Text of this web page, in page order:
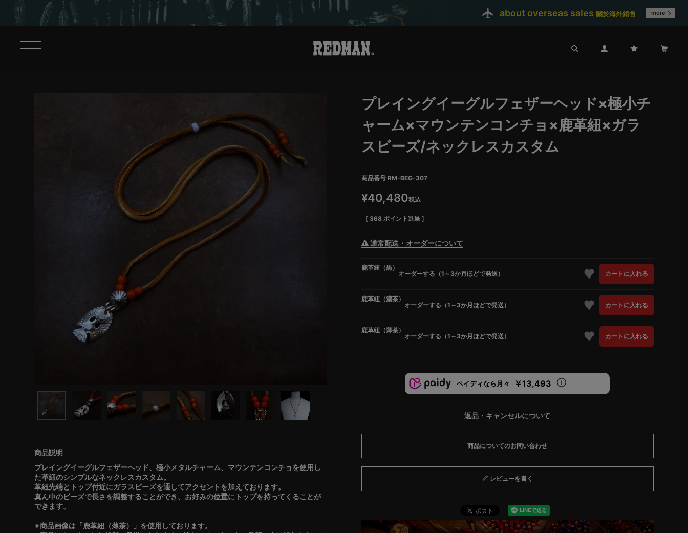
about overseas sales 關於海外銷售 more
プレイングイーグルフェザーヘッド、極小メタルチャーム、マウンテンコンチョを使用し
た革紐のシンプルなネックレスカスタム。
革紐先端とトップ付近にガラスビーズを通してアクセントを加えております。
真ん中のビーズで長さを調整することができ、お好みの位置にトップを持ってくることが
できます。
※商品画像は「鹿革紐（薄茶）」を使用しております。
プレイングイーグルフェザーヘッド×極小チ
ャーム×マウンテンコンチョ×鹿革紐×ガラ
スビーズ/ネックレスカスタム
商品番号 RM-BEG-307
¥40,480税込
[ 368 ポイント進呈 ]
通常配送・オーダーについて
鹿革紐（黒）
オーダーする（1～3か月ほどで発送）
カートに入れる
鹿革紐（濃茶）
オーダーする（1～3か月ほどで発送）
カートに入れる
鹿革紐（薄茶）
オーダーする（1～3か月ほどで発送）
カートに入れる
ペイディなら月々 ￥13,493
返品・キャンセルについて
商品についてのお問い合わせ
レビューを書く